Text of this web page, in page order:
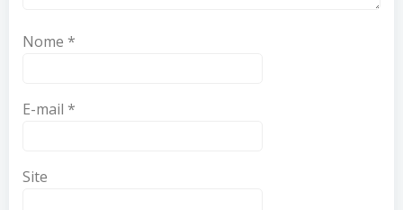
Nome *
E-mail *
Site